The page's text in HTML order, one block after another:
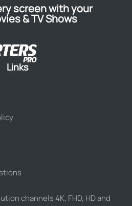
screen with your
& TV Shows
Links
channels 4K, FHD, HD and